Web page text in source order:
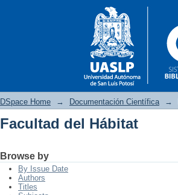
DSpace Home → Documentación Científica →
Facultad del Hábitat
Browse by
By Issue Date
Authors
Titles